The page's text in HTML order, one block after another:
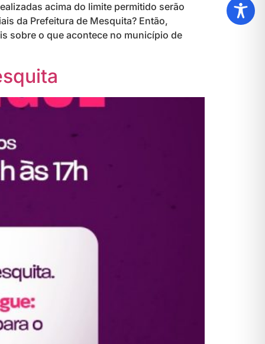
acima do limite permitido serão
da Prefeitura de Mesquita? Então,
sobre o que acontece no município de